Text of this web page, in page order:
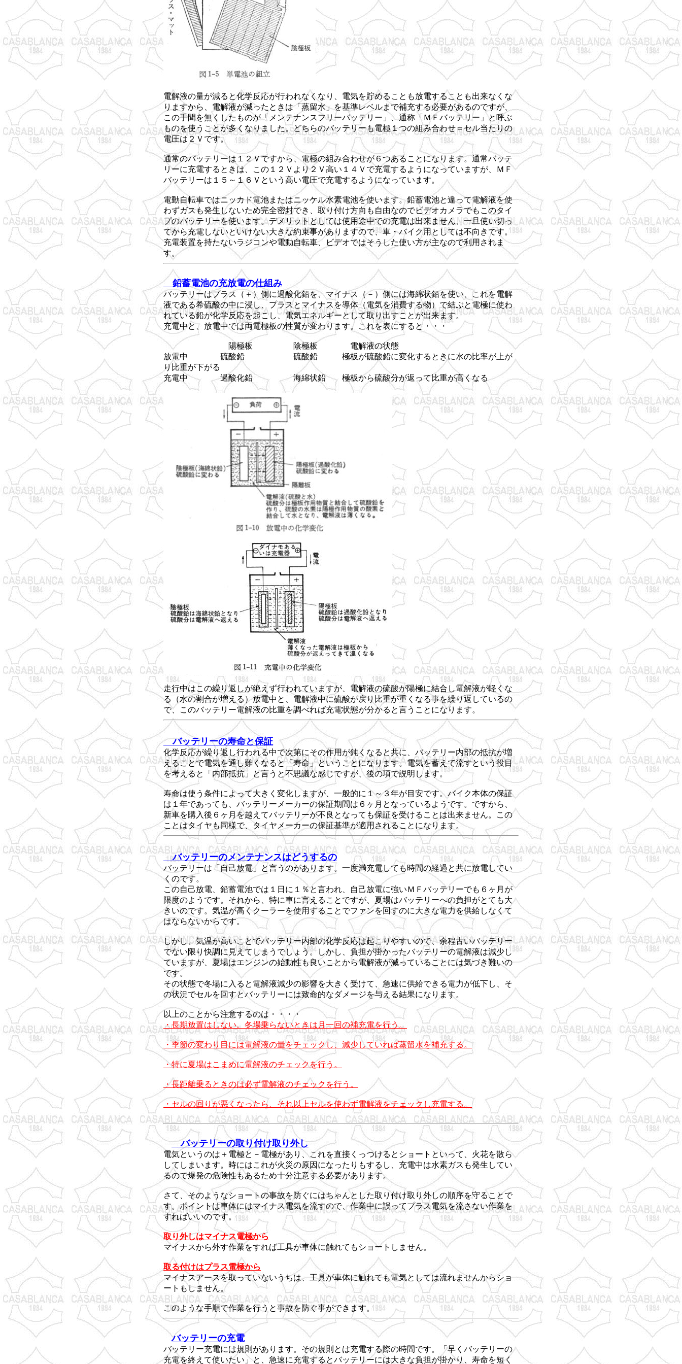
電解液の量が減ると化学反応が行われなくなり、電気を貯めることも放電することも出来なくな
りますから、電解液が減ったときは「蒸留水」を基準レベルまで補充する必要があるのですが、
この手間を無くしたものが「メンテナンスフリーバッテリー」、通称「ＭＦバッテリー」と呼ぶ
ものを使うことが多くなりました。どちらのバッテリーも電極１つの組み合わせ＝セル当たりの
電圧は２Ｖです。
通常のバッテリーは１２Ｖですから、電極の組み合わせが６つあることになります。通常バッテ
リーに充電するときは、この１２Ｖより２Ｖ高い１４Ｖで充電するようになっていますが、ＭＦ
バッテリーは１５～１６Ｖという高い電圧で充電するようになっています。
電動自転車ではニッカド電池またはニッケル水素電池を使います。鉛蓄電池と違って電解液を使
わずガスも発生しないため完全密封でき、取り付け方向も自由なのでビデオカメラでもこのタイ
プのバッテリーを使います。デメリットとしては使用途中での充電は出来ません、一旦使い切っ
てから充電しないといけない大きな約束事がありますので、車・バイク用としては不向きです。
充電装置を持たないラジコンや電動自転車、ビデオではそうした使い方が主なので利用されま
す。
鉛蓄電池の充放電の仕組み
バッテリーはプラス（＋）側に過酸化鉛を、マイナス（－）側には海綿状鉛を使い、これを電解
液である希硫酸の中に浸し、プラスとマイナスを導体（電気を消費する物）で結ぶと電極に使わ
れている鉛が化学反応を起こし、電気エネルギーとして取り出すことが出来ます。
充電中と、放電中では両電極板の性質が変わります。これを表にすると・・・
陽極板 陰極板 電解液の状態
放電中 硫酸鉛 硫酸鉛 極板が硫酸鉛に変化するときに水の比率が上が
り比重が下がる
充電中 過酸化鉛 海綿状鉛 極板から硫酸分が返って比重が高くなる
走行中はこの繰り返しが絶えず行われていますが、電解液の硫酸が陽極に結合し電解液が軽くな
る（水の割合が増える）放電中と、電解液中に硫酸が戻り比重が重くなる事を繰り返しているの
で、このバッテリー電解液の比重を調べれば充電状態が分かると言うことになります。
バッテリーの寿命と保証
化学反応が繰り返し行われる中で次第にその作用が鈍くなると共に、バッテリー内部の抵抗が増
えることで電気を通し難くなると「寿命」ということになります。電気を蓄えて流すという役目
を考えると「内部抵抗」と言うと不思議な感じですが、後の項で説明します。
寿命は使う条件によって大きく変化しますが、一般的に１～３年が目安です。バイク本体の保証
は１年であっても、バッテリーメーカーの保証期間は６ヶ月となっているようです。ですから、
新車を購入後６ヶ月を越えてバッテリーが不良となっても保証を受けることは出来ません。この
ことはタイヤも同様で、タイヤメーカーの保証基準が適用されることになります。
バッテリーのメンテナンスはどうするの
バッテリーは「自己放電」と言うのがあります。一度満充電しても時間の経過と共に放電してい
くのです。
この自己放電、鉛蓄電池では１日に１％と言われ、自己放電に強いＭＦバッテリーでも６ヶ月が
限度のようです。それから、特に車に言えることですが、夏場はバッテリーへの負担がとても大
きいのです。気温が高くクーラーを使用することでファンを回すのに大きな電力を供給しなくて
はならないからです。
しかし、気温が高いことでバッテリー内部の化学反応は起こりやすいので、余程古いバッテリー
でない限り快調に見えてしまうでしょう。しかし、負担が掛かったバッテリーの電解液は減少し
ていますが、夏場はエンジンの始動性も良いことから電解液が減っていることには気づき難いの
です。
その状態で冬場に入ると電解液減少の影響を大きく受けて、急速に供給できる電力が低下し、そ
の状況でセルを回すとバッテリーには致命的なダメージを与える結果になります。
以上のことから注意するのは・・・・
・長期放置はしない。冬場乗らないときは月一回の補充電を行う。
・季節の変わり目には電解液の量をチェックし、減少していれば蒸留水を補充する。
・特に夏場はこまめに電解液のチェックを行う。
・長距離乗るときのは必ず電解液のチェックを行う。
・セルの回りが悪くなったら、それ以上セルを使わず電解液をチェックし充電する。
バッテリーの取り付け取り外し
電気というのは＋電極と－電極があり、これを直接くっつけるとショートといって、火花を散ら
してしまいます。時にはこれが火災の原因になったりもするし、充電中は水素ガスも発生してい
るので爆発の危険性もあるため十分注意する必要があります。
さて、そのようなショートの事故を防ぐにはちゃんとした取り付け取り外しの順序を守ることで
す。ポイントは車体にはマイナス電気を流すので、作業中に誤ってプラス電気を流さない作業を
すればいいのです。
取り外しはマイナス電極から
マイナスから外す作業をすれば工具が車体に触れてもショートしません。
取る付けはプラス電極から
マイナスアースを取っていないうちは、工具が車体に触れても電気としては流れませんからショ
ートもしません。
このような手順で作業を行うと事故を防ぐ事ができます。
バッテリーの充電
バッテリー充電には規則があります。その規則とは充電する際の時間です。「早くバッテリーの
充電を終えて使いたい」と、急速に充電するとバッテリーには大きな負担が掛かり、寿命を短く